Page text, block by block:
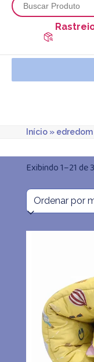
Início»
Exibindo 1–21